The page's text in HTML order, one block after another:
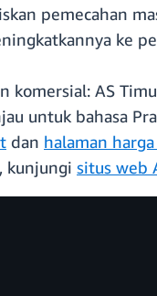
pemecahan
ke
komersial: AS
untuk bahasa
dan halaman
kunjungi situs web